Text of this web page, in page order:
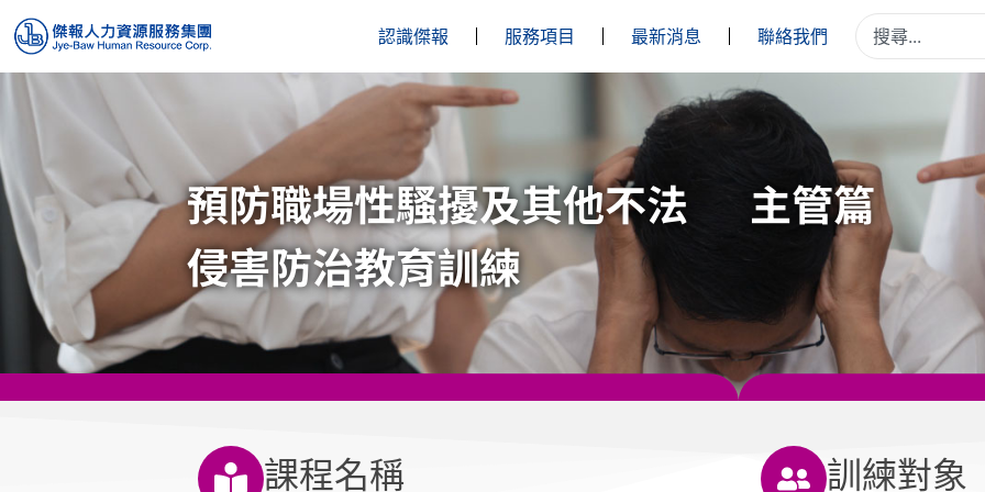
認識傑報 服務項目 最新消息 聯絡我們
預防職場性騷擾及其他不法
侵害防治教育訓練
主管篇
課程名稱 訓練對象